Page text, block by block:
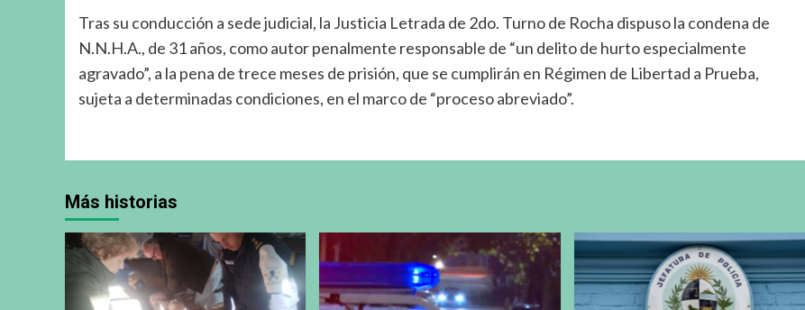
Tras su conducción a sede judicial, la Justicia Letrada de 2do. Turno de Rocha dispuso la condena de
N.N.H.A., de 31 años, como autor penalmente responsable de “un delito de hurto especialmente
agravado”, a la pena de trece meses de prisión, que se cumplirán en Régimen de Libertad a Prueba,
sujeta a determinadas condiciones, en el marco de “proceso abreviado”.
Más historias